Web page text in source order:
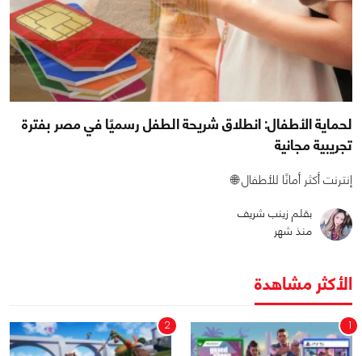
لحماية الأطفال: انطلاق شريحة الطفل رسميًا في مصر بفترة
تجريبية مجانية
إنترنت أكثر أمانًا للأطفال 🌐
بقلم زينب شريف
منذ شهر
الأكثر مشاهدة
1
2